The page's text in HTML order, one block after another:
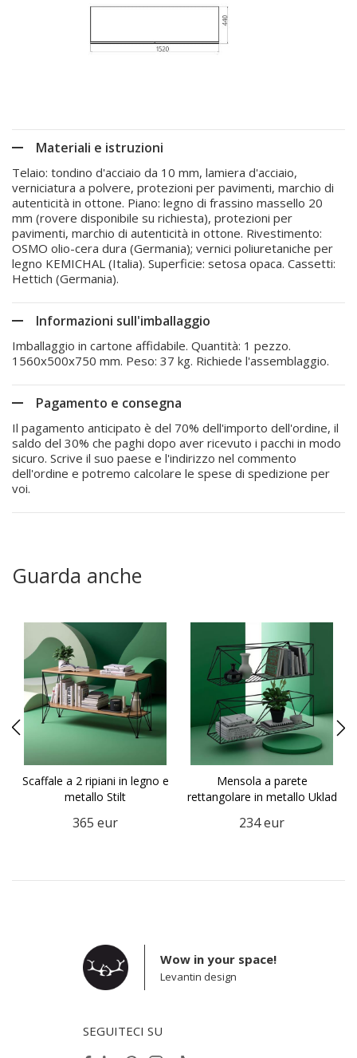
Materiali e istruzioni
Telaio: tondino d'acciaio da 10 mm, lamiera d'acciaio,
verniciatura a polvere, protezioni per pavimenti, marchio di
autenticità in ottone. Piano: legno di frassino massello 20
mm (rovere disponibile su richiesta), protezioni per
pavimenti, marchio di autenticità in ottone. Rivestimento:
OSMO olio-cera dura (Germania); vernici poliuretaniche per
legno KEMICHAL (Italia). Superficie: setosa opaca. Cassetti:
Hettich (Germania).
Informazioni sull'imballaggio
Imballaggio in cartone affidabile. Quantità: 1 pezzo.
1560x500x750 mm. Peso: 37 kg. Richiede l'assemblaggio.
Pagamento e consegna
Il pagamento anticipato è del 70% dell'importo dell'ordine, il
saldo del 30% che paghi dopo aver ricevuto i pacchi in modo
sicuro. Scrive il suo paese e l'indirizzo nel commento
dell'ordine e potremo calcolare le spese di spedizione per
voi.
Guarda anche
Scaffale a 2 ripiani in legno e
metallo Stilt
365 eur
Mensola a parete
rettangolare in metallo Uklad
234eur
Wow in your space!
Levantin design
SEGUITECI SU